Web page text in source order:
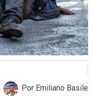
Por Emiliano Basile